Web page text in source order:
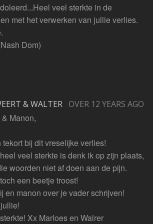
veel sterkte in de
met het verwerken van jullie verlies.
Dom)
& WALTER OVER 12 YEARS AGO
Manon,
bij dit vreselijke verlies!
veel sterkte is denk ik op zijn plaats,
woorden niet af doen aan de pijn.
een beetje troost!
en manon over je vader schrijven!
Xx Marloes en Walrer